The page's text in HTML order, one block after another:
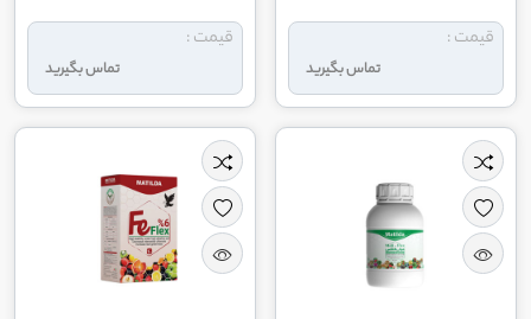
تماس بگیرید
قیمت :
تماس بگیرید
قیمت :